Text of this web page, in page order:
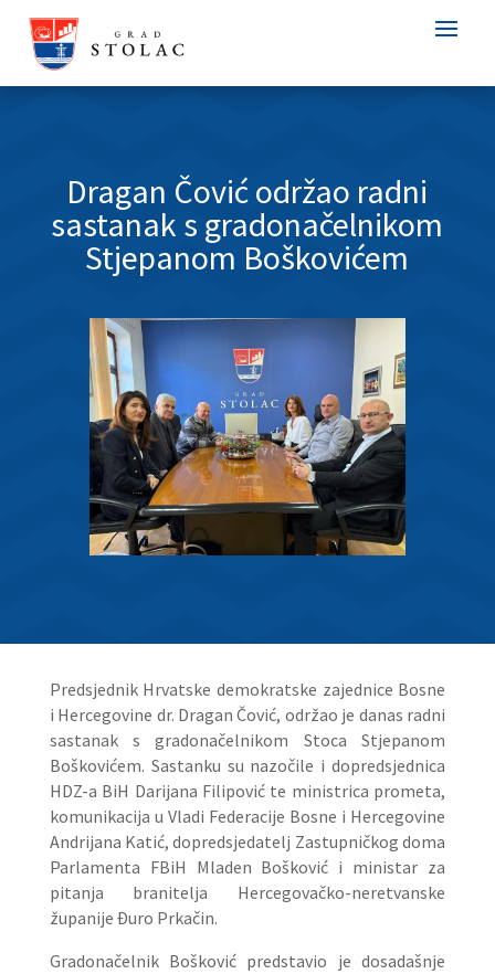
Dragan Čović održao radni
sastanak s gradonačelnikom
Stjepanom Boškovićem
Predsjednik Hrvatske demokratske zajednice Bosne
i Hercegovine dr. Dragan Čović, održao je danas radni
sastanak s gradonačelnikom Stoca Stjepanom
Boškovićem. Sastanku su nazočile i dopredsjednica
HDZ-a BiH Darijana Filipović te ministrica prometa,
komunikacija u Vladi Federacije Bosne i Hercegovine
Andrijana Katić, dopredsjedatelj Zastupničkog doma
Parlamenta FBiH Mladen Bošković i ministar za
pitanja branitelja Hercegovačko-neretvanske
županije Đuro Prkačin.
Gradonačelnik Bošković predstavio je dosadašnje